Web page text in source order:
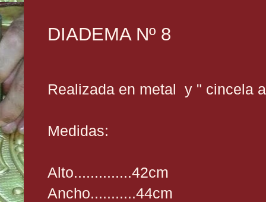
DIADEMA Nº 8
Realizada en metal y " cincela
Medidas:
Alto..............42cm
Ancho...........44cm